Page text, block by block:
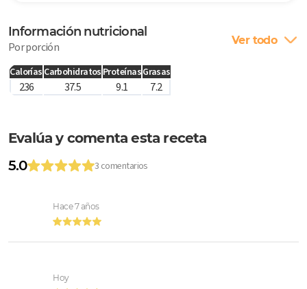
Información nutricional
Por porción Ver todo
Calorías Carbohidratos ProteínasGrasas
236 37.5 9.1 7.2
Evalúa y comenta esta receta
5.0
3 comentarios
Hace 7 años
Hoy